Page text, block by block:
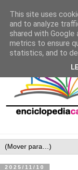
2025/11/10
This site uses
and to analyze
shared with
metrics to ensure
statistics, and to